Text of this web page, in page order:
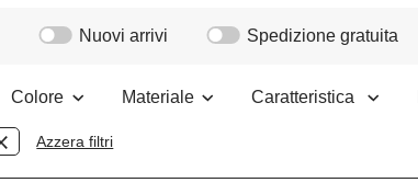
Nuovi arrivi Spedizione gratuita
Colore Materiale Caratteristica
Azzera filtri